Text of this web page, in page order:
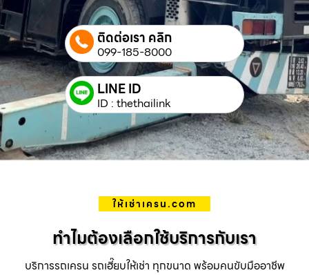
ติดต่อเรา คลิก
099-185-8000
LINE ID
ID : thethailink
ให้เช่าเครน.com
ทำไมต้องเลือกใช้บริการกับเรา
บริการรถเครน รถเฮี๊ยบให้เช่า ทุกขนาด พร้อมคนขับมืออาชีพ